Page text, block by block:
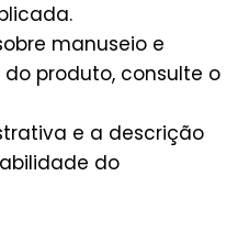
manuseio e
produto, consulte o
e a descrição
do